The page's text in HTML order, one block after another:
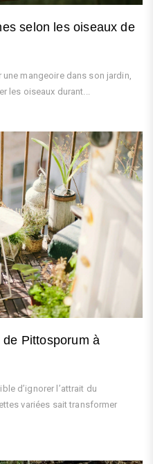
selon les oiseaux de
mangeoire dans son jardin,
les oiseaux durant...
Pittosporum à
d’ignorer l’attrait du
variées sait transformer